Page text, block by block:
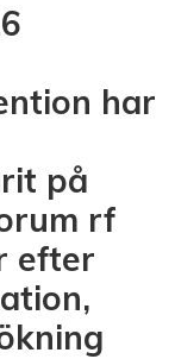
har
på
rf
efter